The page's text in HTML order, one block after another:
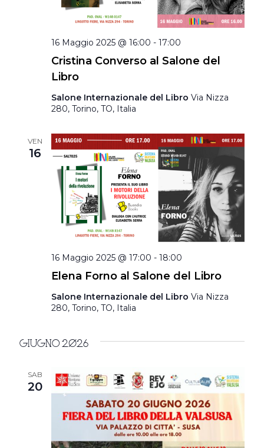
Cristina Converso al Salone del
Libro
16 Maggio 2025 @ 16:00 - 17:00
Salone Internazionale del Libro Via Nizza
280, Torino, TO, Italia
VEN
16
Elena Forno al Salone del Libro
16 Maggio 2025 @ 17:00 - 18:00
Salone Internazionale del Libro Via Nizza
280, Torino, TO, Italia
Giugno 2026
SAB
20